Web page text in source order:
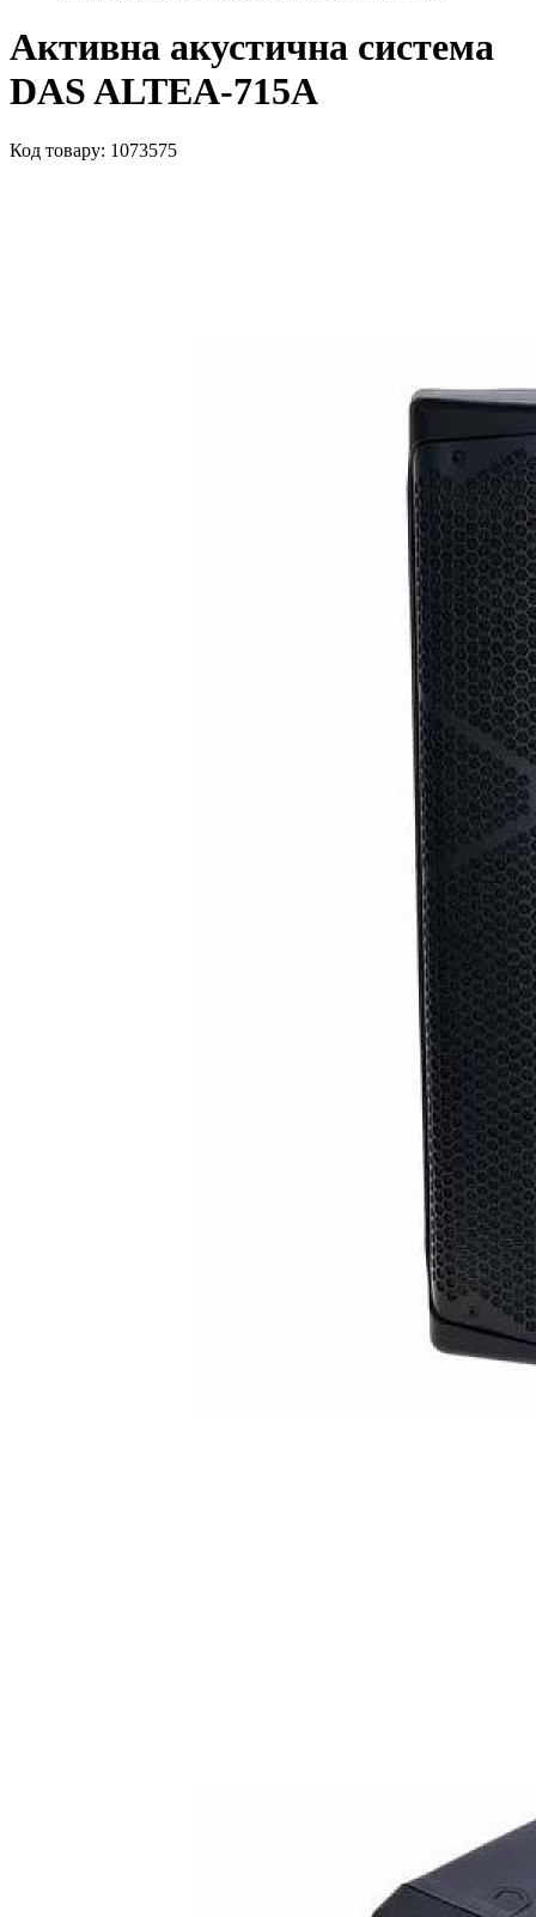
Активна акустична система
DAS ALTEA-715A
Код товару: 1073575